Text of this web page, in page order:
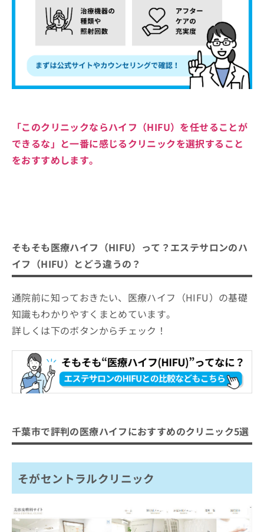
「このクリニックならハイフ（HIFU）を任せることが
できるな」と一番に感じるクリニックを選択すること
をおすすめします。
そもそも医療ハイフ（HIFU）って？エステサロンのハ
イフ（HIFU）とどう違うの？
通院前に知っておきたい、医療ハイフ（HIFU）の基礎
知識もわかりやすくまとめています。
詳しくは下のボタンからチェック！
千葉市で評判の医療ハイフにおすすめのクリニック5選
そがセントラルクリニック